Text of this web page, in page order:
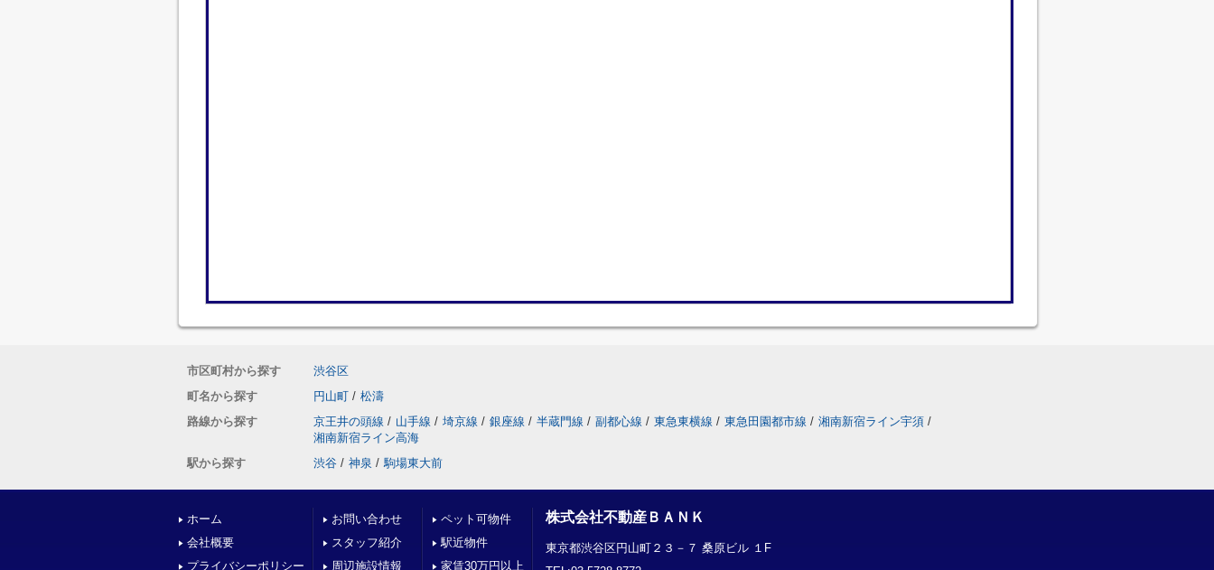
市区町村から探す
渋谷区
町名から探す
円山町 / 松濤
路線から探す
京王井の頭線 / 山手線 / 埼京線 / 銀座線 / 半蔵門線 / 副都心線 / 東急東横線 / 東急田園都市線 / 湘南新宿ライン宇須 /
湘南新宿ライン高海
駅から探す
渋谷 / 神泉 / 駒場東大前
ホーム
会社概要
プライバシーポリシー
お問い合わせ
スタッフ紹介
周辺施設情報
ペット可物件
駅近物件
家賃30万円以上
株式会社不動産ＢＡＮＫ
東京都渋谷区円山町２３－７ 桑原ビル １F